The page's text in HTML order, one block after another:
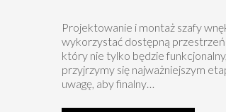
Projektowanie i montaż szafy
wykorzystać dostępną
który nie tylko będzie
przyjrzymy się najważniejszym
uwagę, aby finalny…